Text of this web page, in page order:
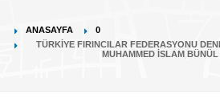
ANASAYFA
0
TÜRKIYE FIRINCILAR FEDERASYONU
MUHAMMED İSLAM